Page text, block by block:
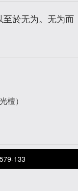
於无为。无为而
檀）
133